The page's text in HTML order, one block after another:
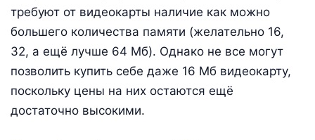
требуют от видеокарты наличие как можно
большего количества памяти (желательно 16,
32, а ещё лучше 64 Мб). Однако не все могут
позволить купить себе даже 16 Мб видеокарту,
поскольку цены на них остаются ещё
достаточно высокими.